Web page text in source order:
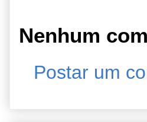
Nenhum
Postar um